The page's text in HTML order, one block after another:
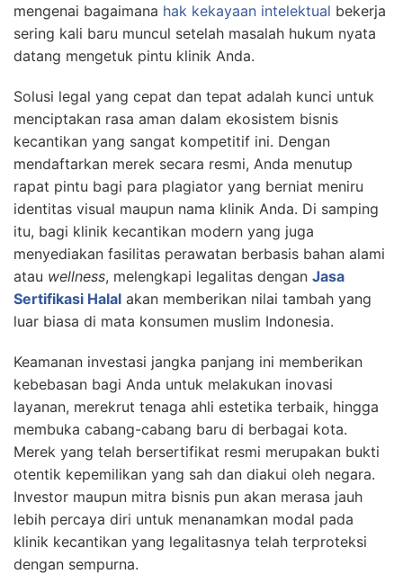
mengenai bagaimana hak kekayaan intelektual bekerja
sering kali baru muncul setelah masalah hukum nyata
datang mengetuk pintu klinik Anda.
Solusi legal yang cepat dan tepat adalah kunci untuk
menciptakan rasa aman dalam ekosistem bisnis
kecantikan yang sangat kompetitif ini. Dengan
mendaftarkan merek secara resmi, Anda menutup
rapat pintu bagi para plagiator yang berniat meniru
identitas visual maupun nama klinik Anda. Di samping
itu, bagi klinik kecantikan modern yang juga
menyediakan fasilitas perawatan berbasis bahan alami
atau wellness, melengkapi legalitas dengan Jasa
Sertifikasi Halal akan memberikan nilai tambah yang
luar biasa di mata konsumen muslim Indonesia.
Keamanan investasi jangka panjang ini memberikan
kebebasan bagi Anda untuk melakukan inovasi
layanan, merekrut tenaga ahli estetika terbaik, hingga
membuka cabang-cabang baru di berbagai kota.
Merek yang telah bersertifikat resmi merupakan bukti
otentik kepemilikan yang sah dan diakui oleh negara.
Investor maupun mitra bisnis pun akan merasa jauh
lebih percaya diri untuk menanamkan modal pada
klinik kecantikan yang legalitasnya telah terproteksi
dengan sempurna.